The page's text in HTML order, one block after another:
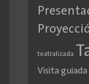
teatralizada
Visita guiada